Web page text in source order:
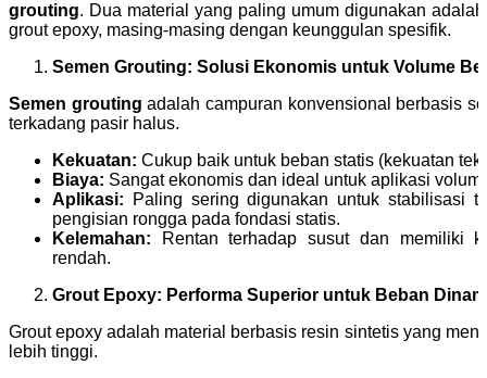
grouting. Dua material yang paling umum digunakan
grout epoxy, masing-masing dengan keunggulan spesifik.
Semen Grouting: Solusi Ekonomis untuk Volume
Semen grouting adalah campuran konvensional berbasis
terkadang pasir halus.
Kekuatan: Cukup baik untuk beban statis (kekuatan
Biaya: Sangat ekonomis dan ideal untuk aplikasi
Aplikasi: Paling sering digunakan untuk stabilisasi
pengisian rongga pada fondasi statis.
Kelemahan: Rentan terhadap susut dan memiliki
rendah.
Grout Epoxy: Performa Superior untuk Beban
Grout epoxy adalah material berbasis resin sintetis yang
lebih tinggi.